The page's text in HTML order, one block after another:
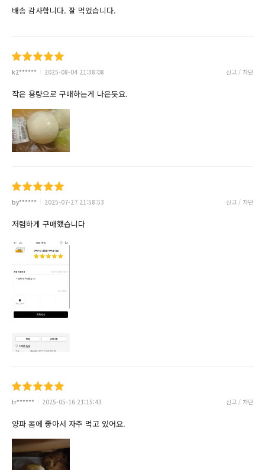
배송 감사합니다. 잘 먹었습니다.
k2****** 2025-08-04 21:38:08 신고 / 차단
작은 용량으로 구매하는게 나은듯요.
by****** 2025-07-27 21:58:53 신고 / 차단
저렴하게 구매했습니다
tr****** 2025-05-16 21:15:43 신고 / 차단
양파 몸에 좋아서 자주 먹고 있어요.